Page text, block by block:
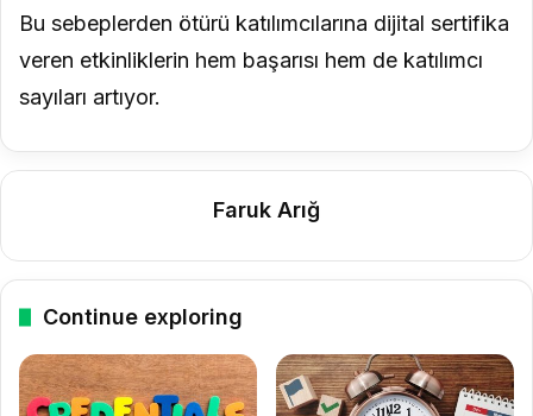
Bu sebeplerden ötürü katılımcılarına dijital sertifika
veren etkinliklerin hem başarısı hem de katılımcı
sayıları artıyor.
Faruk Arığ
Continue exploring